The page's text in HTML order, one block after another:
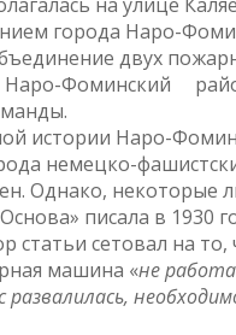
города Наро-
двух
Наро-Фоминский
истории Наро-
немецко-
Однако, некоторые
писала в
статьи сетовал на
машина «не
развалилась,